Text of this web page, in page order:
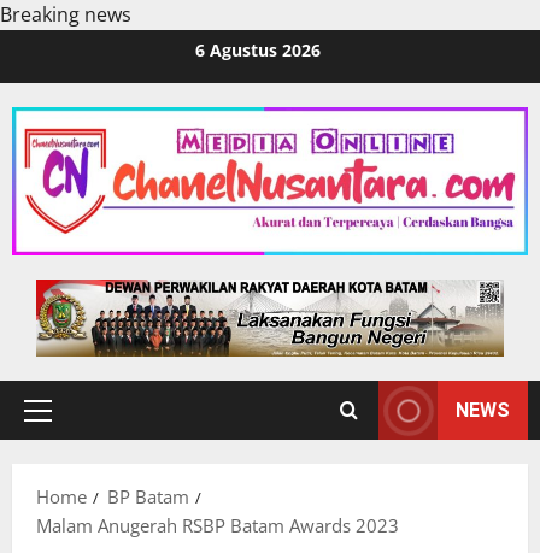
Breaking news
content
6 Agustus 2026
Primary
NEWS
Home
BP Batam
Malam Anugerah RSBP Batam Awards 2023